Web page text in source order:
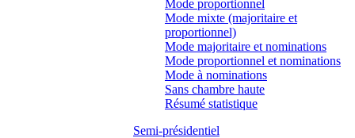
Mode proportionnel
Mode mixte (majoritaire et
proportionnel)
Mode majoritaire et nominations
Mode proportionnel et nominations
Mode à nominations
Sans chambre haute
Résumé statistique
Semi-présidentiel